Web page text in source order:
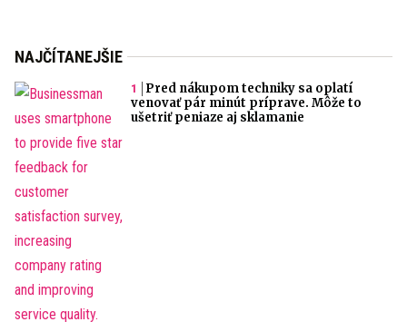
NAJČÍTANEJŠIE
Pred nákupom techniky sa oplatí
venovať pár minút príprave. Môže to
ušetriť peniaze aj sklamanie